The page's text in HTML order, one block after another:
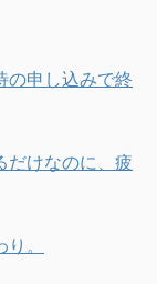
の申し込みで終
だけなのに、疲
。